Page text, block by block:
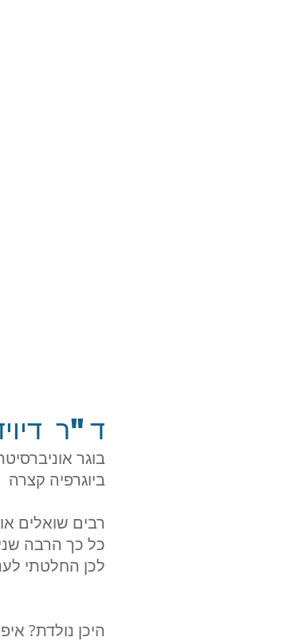
ד"ר
בוגר
ביוגרפיה קצרה
.רבים שואלים
כל כך הרבה
.לכן החלטתי
? היכן נולדת?